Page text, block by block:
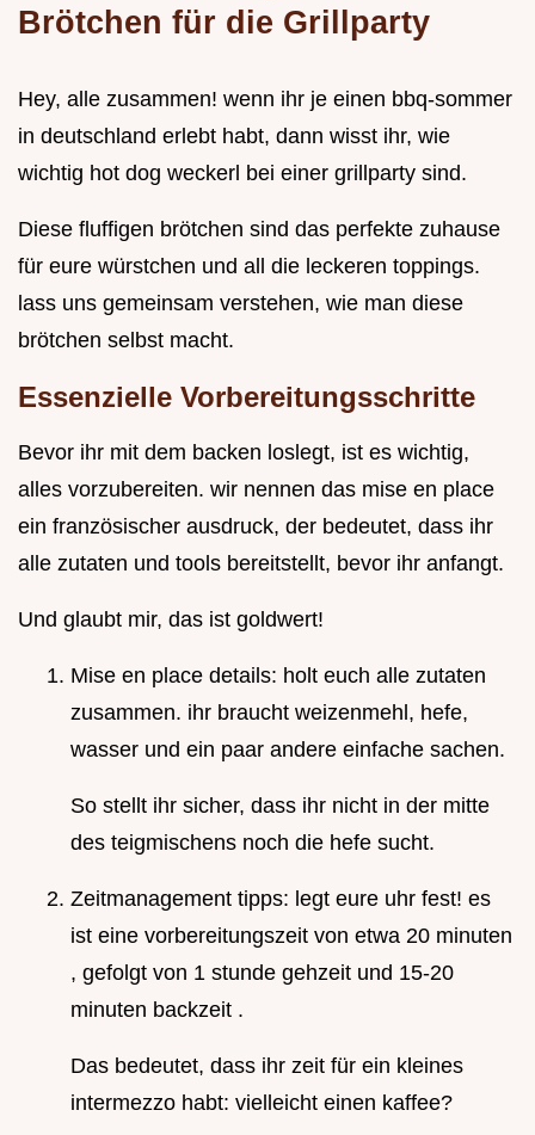
Brötchen für die Grillparty
Hey, alle zusammen! wenn ihr je einen bbq-sommer
in deutschland erlebt habt, dann wisst ihr, wie
wichtig hot dog weckerl bei einer grillparty sind.
Diese fluffigen brötchen sind das perfekte zuhause
für eure würstchen und all die leckeren toppings.
lass uns gemeinsam verstehen, wie man diese
brötchen selbst macht.
Essenzielle Vorbereitungsschritte
Bevor ihr mit dem backen loslegt, ist es wichtig,
alles vorzubereiten. wir nennen das mise en place
ein französischer ausdruck, der bedeutet, dass ihr
alle zutaten und tools bereitstellt, bevor ihr anfangt.
Und glaubt mir, das ist goldwert!
Mise en place details: holt euch alle zutaten
zusammen. ihr braucht weizenmehl, hefe,
wasser und ein paar andere einfache sachen.
So stellt ihr sicher, dass ihr nicht in der mitte
des teigmischens noch die hefe sucht.
Zeitmanagement tipps: legt eure uhr fest! es
ist eine vorbereitungszeit von etwa 20 minuten
, gefolgt von 1 stunde gehzeit und 15-20
minuten backzeit .
Das bedeutet, dass ihr zeit für ein kleines
intermezzo habt: vielleicht einen kaffee?